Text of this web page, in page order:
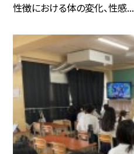
性徴における体の変化、性感...